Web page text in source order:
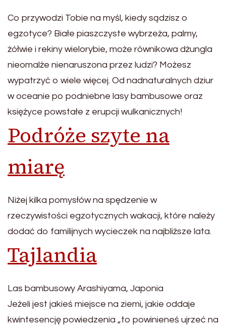
Co przywodzi Tobie na myśl, kiedy sądzisz o
egzotyce? Białe piaszczyste wybrzeża, palmy,
żółwie i rekiny wielorybie, może równikowa dżungla
nieomalże nienaruszona przez ludzi? Możesz
wypatrzyć o wiele więcej. Od nadnaturalnych dziur
w oceanie po podniebne lasy bambusowe oraz
księżyce powstałe z erupcji wulkanicznych!
Podróże szyte na
miarę
Niżej kilka pomysłów na spędzenie w
rzeczywistości egzotycznych wakacji, które należy
dodać do familijnych wycieczek na najbliższe lata.
Tajlandia
Las bambusowy Arashiyama, Japonia
Jeżeli jest jakieś miejsce na ziemi, jakie oddaje
kwintesencję powiedzenia „to powinieneś ujrzeć na